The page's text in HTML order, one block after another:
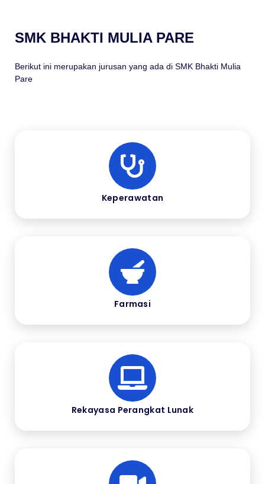
SMK BHAKTI MULIA PARE
Berikut ini merupakan jurusan yang ada di SMK Bhakti Mulia
Pare
Keperawatan
Farmasi
Rekayasa Perangkat Lunak